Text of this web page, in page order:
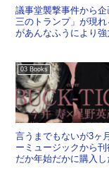
議事堂襲撃事件から
三のトランプ」が現
があんなふうにより
03 Books
言うまでもないが3ヶ
ーミュージックから
だか年始だかに購入